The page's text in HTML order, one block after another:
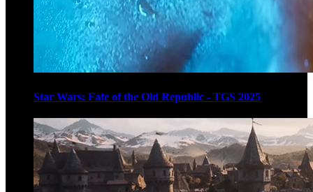
Star Wars: Fate of the Old Republic - TGS 2025